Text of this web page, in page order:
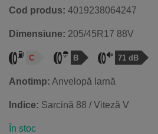
Cod produs: 4019238064247
Dimensiune: 205/45R17 88V
C B 71 dB
Anotimp: Anvelopă Iarnă
Indice: Sarcină 88 / Viteză V
În stoc